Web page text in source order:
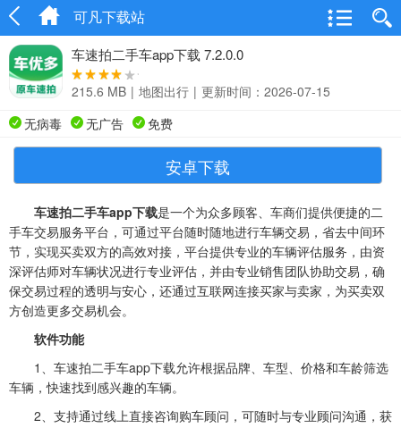
可凡下载站
车速拍二手车app下载 7.2.0.0
215.6 MB | 地图出行 | 更新时间：2026-07-15
无病毒
无广告 免费
安卓下载
车速拍二手车app下载是一个为众多顾客、车商们提供便捷的二
手车交易服务平台，可通过平台随时随地进行车辆交易，省去中间环
节，实现买卖双方的高效对接，平台提供专业的车辆评估服务，由资
深评估师对车辆状况进行专业评估，并由专业销售团队协助交易，确
保交易过程的透明与安心，还通过互联网连接买家与卖家，为买卖双
方创造更多交易机会。
软件功能
1、车速拍二手车app下载允许根据品牌、车型、价格和车龄筛选
车辆，快速找到感兴趣的车辆。
2、支持通过线上直接咨询购车顾问，可随时与专业顾问沟通，获